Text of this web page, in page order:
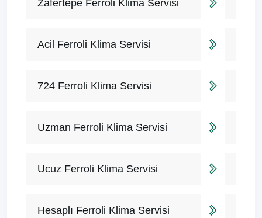
Zafertepe Ferroli Klima Servisi
Acil Ferroli Klima Servisi
724 Ferroli Klima Servisi
Uzman Ferroli Klima Servisi
Ucuz Ferroli Klima Servisi
Hesaplı Ferroli Klima Servisi